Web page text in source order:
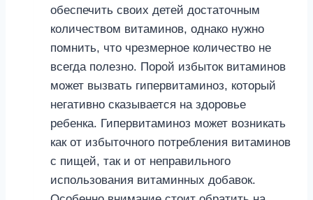
обеспечить своих детей достаточным
количеством витаминов, однако нужно
помнить, что чрезмерное количество не
всегда полезно. Порой избыток витаминов
может вызвать гипервитаминоз, который
негативно сказывается на здоровье
ребенка. Гипервитаминоз может возникать
как от избыточного потребления витаминов
с пищей, так и от неправильного
использования витаминных добавок.